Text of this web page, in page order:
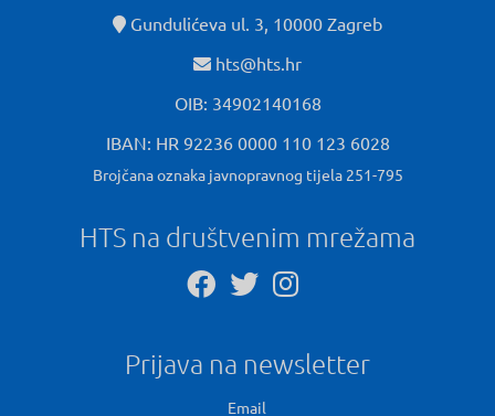
Gundulićeva ul. 3, 10000 Zagreb
hts@hts.hr
OIB: 34902140168
IBAN: HR 92236 0000 110 123 6028
Brojčana oznaka javnopravnog tijela 251-795
HTS na društvenim mrežama
Prijava na newsletter
Email